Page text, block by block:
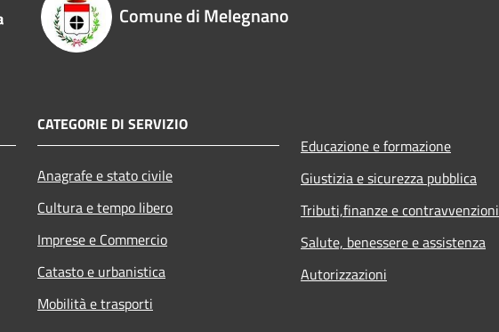
Comune di Melegnano
CATEGORIE DI SERVIZIO
Anagrafe e stato civile
Cultura e tempo libero
Imprese e Commercio
Catasto e urbanistica
Mobilità e trasporti
Educazione e formazione
Giustizia e sicurezza pubblica
Tributi,finanze e contravvenzioni
Salute, benessere e assistenza
Autorizzazioni